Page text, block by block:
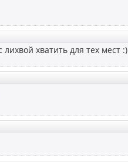
хватить для тех мест :)